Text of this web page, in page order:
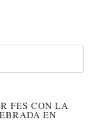
FES CON LA
EN